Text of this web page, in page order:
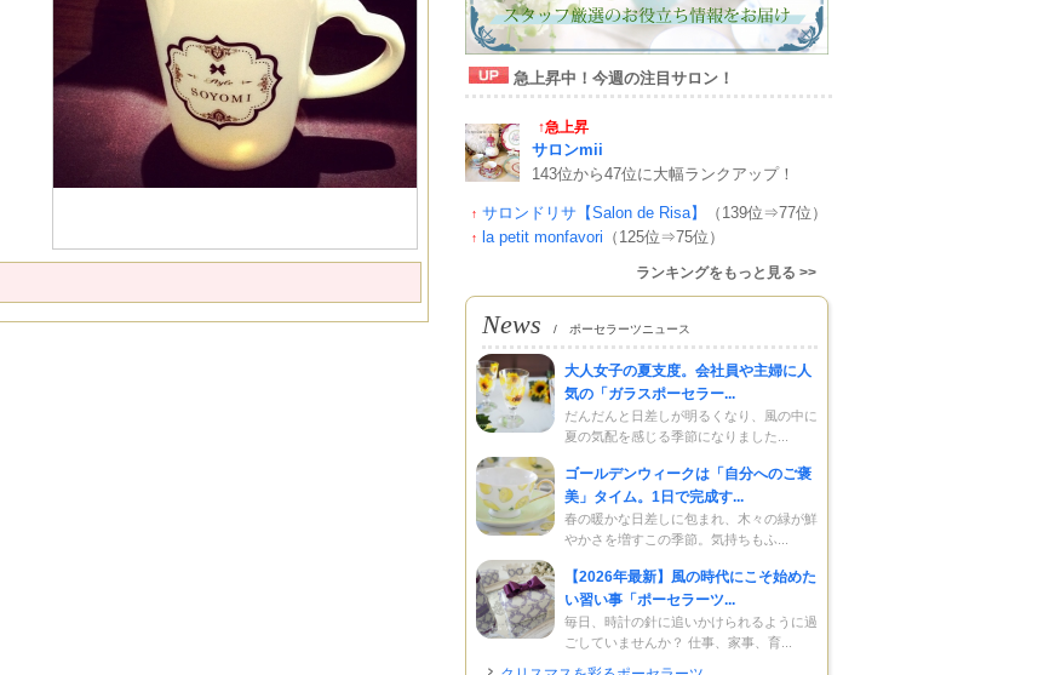
急上昇中！今週の注目サロン！
↑急上昇
サロンmii
143位から47位に大幅ランクアップ！
↑ サロンドリサ【Salon de Risa】 （139位⇒77位）
↑ la petit monfavori （125位⇒75位）
ランキングをもっと見る >>
News / ポーセラーツニュース
大人女子の夏支度。会社員や主婦に人
気の「ガラスポーセラー...
だんだんと日差しが明るくなり、風の中に
夏の気配を感じる季節になりました...
ゴールデンウィークは「自分へのご褒
美」タイム。1日で完成す...
春の暖かな日差しに包まれ、木々の緑が鮮
やかさを増すこの季節。気持ちもふ...
【2026年最新】風の時代にこそ始めた
い習い事「ポーセラーツ...
毎日、時計の針に追いかけられるように過
ごしていませんか？ 仕事、家事、育...